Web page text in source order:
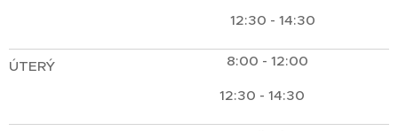
12:30 - 14:30
ÚTERÝ 8:00 - 12:00
12:30 - 14:30